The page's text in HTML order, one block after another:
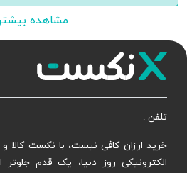
مشاهده
تلفن :
خرید ارزان کافی نیست، با نکست
الکترونیکی روز دنیا، یک قدم جلوتر